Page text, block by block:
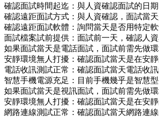
確認面試時間起迄：與人資確認面試的日
確認遠距面試方式：與人資確認，面試當
確認遠距面試軟體：詢問當天是否用特定軟
面試檔案試前提供：面試前一天，確認人
如果面試當天是電話面試，面試前需先做環
安靜環境無人打擾：確認面試當天是在安
電話收訊測試正常：確認面試當天電話收
智慧手機電源充足：目前手機幾乎是智慧
如果面試當天是視訊面試，面試前需先做環
安靜環境無人打擾：確認面試當天是在安
網路連線測試正常：確認面試當天網路連